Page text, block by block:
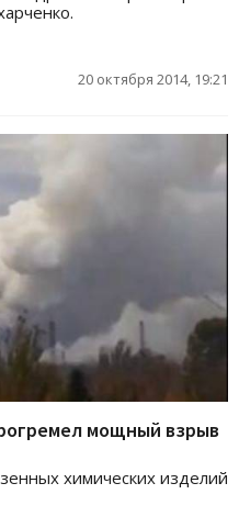
20 октября 2014, 19:21
мощный взрыв
химических изделий